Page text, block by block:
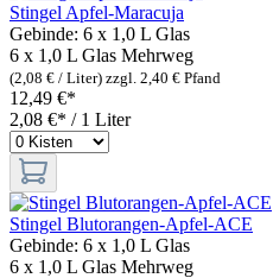
Stingel Apfel-Maracuja
Gebinde: 6 x 1,0 L Glas
6 x 1,0 L Glas Mehrweg
(2,08 € / Liter) zzgl. 2,40 € Pfand
12,49 €*
2,08 €* / 1 Liter
Stingel Blutorangen-Apfel-ACE
Gebinde: 6 x 1,0 L Glas
6 x 1,0 L Glas Mehrweg